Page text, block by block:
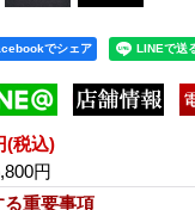
でシェア
(税込)
円
重要事項